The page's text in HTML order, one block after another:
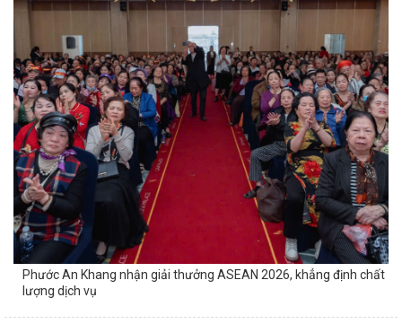
Phước An Khang nhận giải thưởng ASEAN 2026, khẳng định chất
lượng dịch vụ